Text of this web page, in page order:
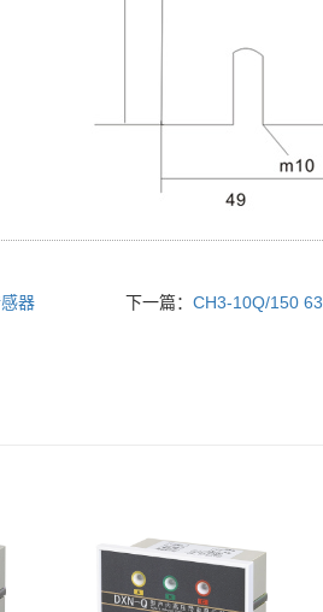
器 下一篇： CH3-10Q/150